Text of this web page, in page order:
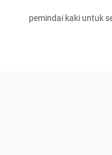
pemindai kaki untuk